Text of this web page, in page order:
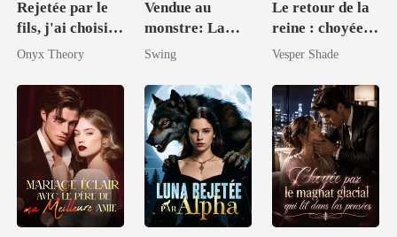
Rejetée par le
fils, j'ai choisi le
Don
Onyx Theory
Vendue au
monstre: La
mariée sans
Swing
Le retour de la
reine : choyée
par ses trois
Vesper Shade